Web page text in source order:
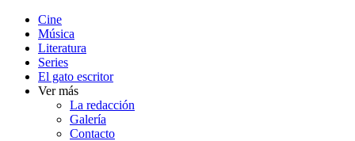
Cine
Música
Literatura
Series
El gato escritor
Ver más
La redacción
Galería
Contacto